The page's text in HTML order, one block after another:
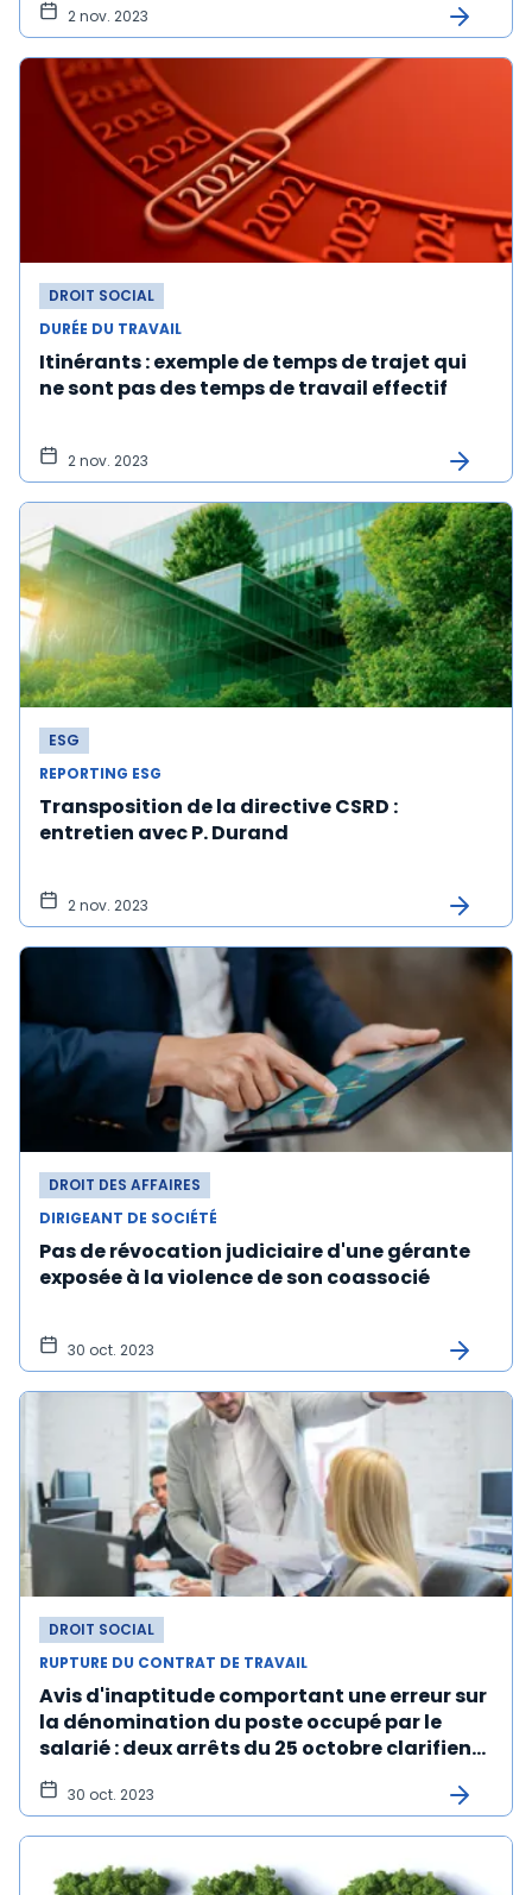
2 nov. 2023
DROIT SOCIAL
DURÉE DU TRAVAIL
Itinérants : exemple de temps de trajet qui
ne sont pas des temps de travail effectif
2 nov. 2023
ESG
REPORTING ESG
Transposition de la directive CSRD :
entretien avec P. Durand
2 nov. 2023
DROIT DES AFFAIRES
DIRIGEANT DE SOCIÉTÉ
Pas de révocation judiciaire d'une gérante
exposée à la violence de son coassocié
30 oct. 2023
DROIT SOCIAL
RUPTURE DU CONTRAT DE TRAVAIL
Avis d'inaptitude comportant une erreur sur
la dénomination du poste occupé par le
salarié : deux arrêts du 25 octobre clarifient
les conséquences
30 oct. 2023